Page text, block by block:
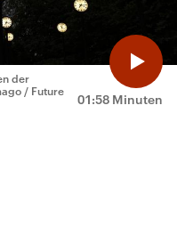
01:58 Minuten
der
/ Future